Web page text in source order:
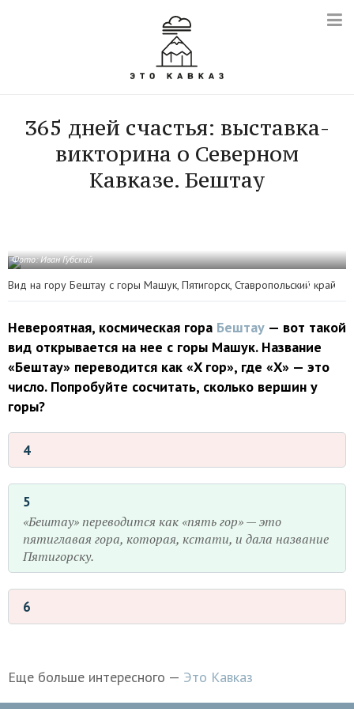
365 дней счастья: выставка-
викторина о Северном
Кавказе. Бештау
Фото:Иван Губский
Вид на гору Бештау с горы Машук, Пятигорск, Ставропольский край
Невероятная, космическая гора Бештау — вот такой
вид открывается на нее с горы Машук. Название
«Бештау» переводится как «X гор», где «X» — это
число. Попробуйте сосчитать, сколько вершин у
горы?
4
5
«Бештау» переводится как «пять гор» — это
пятиглавая гора, которая, кстати, и дала название
Пятигорску.
6
Еще больше интересного — Это Кавказ